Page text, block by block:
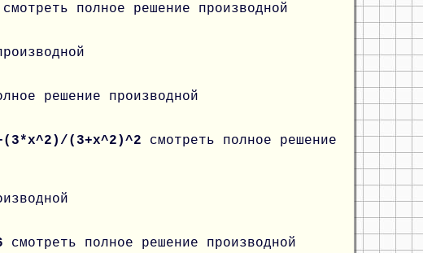
смотреть полное решение производной
решение производной
(3+x^2)^2 смотреть полное решение
смотреть полное решение производной